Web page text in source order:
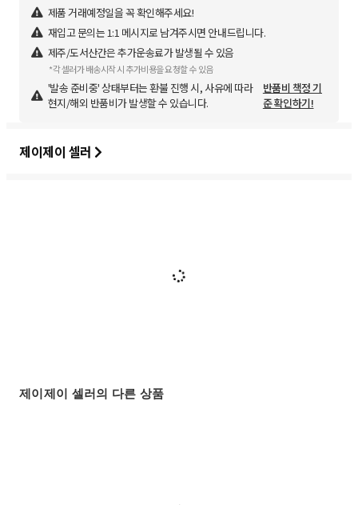
제품 거래예정일을 꼭 확인해주세요!
재입고 문의는 1:1 메시지로 남겨주시면 안내드립니다.
제주/도서산간은 추가운송료가 발생될 수 있음
*각 셀러가 배송시작 시 추가비용을 요청할 수 있음
'발송 준비중' 상태부터는 환불 진행 시, 사유에 따라
현지/해외 반품비가 발생할 수 있습니다.
반품비 책정 기
준 확인하기!
제이제이 셀러
제이제이 셀러의 다른 상품